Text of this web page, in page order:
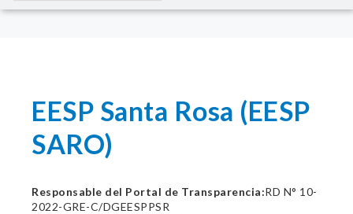
EESP Santa Rosa (EESP
SARO)
Responsable del Portal de Transparencia:RD N° 10-
2022-GRE-C/DGEESPPSR